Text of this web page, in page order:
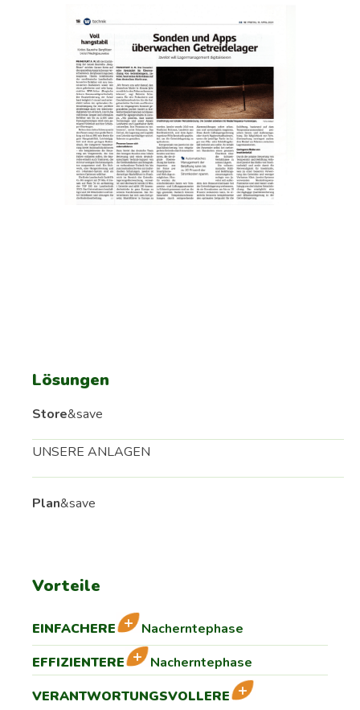
Lösungen
Store&save
UNSERE ANLAGEN
Plan&save
Vorteile
EINFACHERE
Nacherntephase
EFFIZIENTERE
Nacherntephase
VERANTWORTUNGSVOLLERE